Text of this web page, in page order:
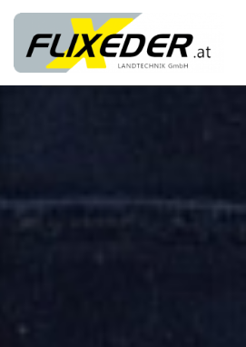
padding-top: